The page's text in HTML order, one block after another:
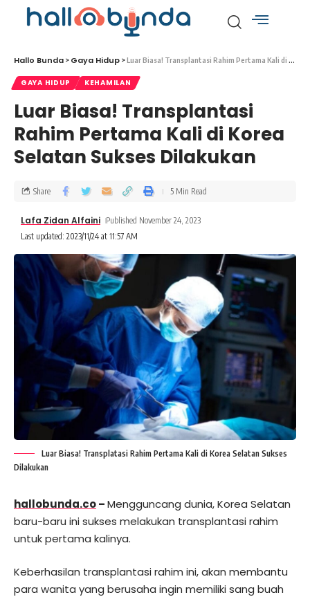
Hallo Bunda > Gaya Hidup >Luar Biasa! Transplantasi Rahim Pertama Kali di Korea Selatan Sukses Dilakukan
GAYA HIDUP KEHAMILAN
Luar Biasa! Transplantasi
Rahim Pertama Kali di Korea
Selatan Sukses Dilakukan
Last updated: 2023/11/24 at 11:57 AM
Lafa Zidan Alfaini Published November 24, 2023
Share 5 Min Read
Luar Biasa! Transplatasi Rahim Pertama Kali di Korea Selatan Sukses
Dilakukan
hallobunda.co–Mengguncang dunia, Korea Selatan
baru-baru ini sukses melakukan transplantasi rahim
untuk pertama kalinya.
Keberhasilan transplantasi rahim ini, akan membantu
para wanita yang berusaha ingin memiliki sang buah